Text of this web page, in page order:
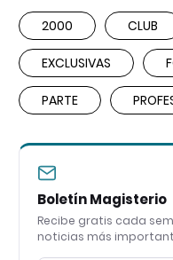
2000 CLUB
EXCLUSIVAS
PARTE
Boletín Magisterio
Recibe gratis cada
noticias más